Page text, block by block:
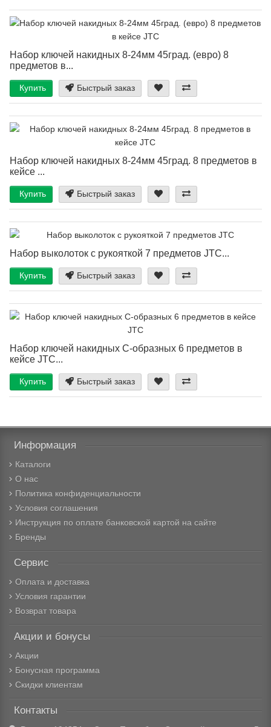
Набор ключей накидных 8-24мм 45град. (евро) 8
предметов в...
Купить Быстрый заказ
Набор ключей накидных 8-24мм 45град. 8 предметов в
кейсе ...
Купить Быстрый заказ
Набор выколоток с рукояткой 7 предметов JTC...
Купить Быстрый заказ
Набор ключей накидных С-образных 6 предметов в
кейсе JTC...
Купить Быстрый заказ
Информация
Каталоги
О нас
Политика конфиденциальности
Условия соглашения
Инструкция по оплате банковской картой на сайте
Бренды
Сервис
Оплата и доставка
Условия гарантии
Возврат товара
Акции и бонусы
Акции
Бонусная программа
Скидки клиентам
Контакты